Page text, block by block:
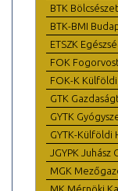
BTK
BTK-BMI
ETSZK
FOK
FOK-K
GTK
GYTK
GYTK-Külföldi
JGYPK
MGK
MK Mérnöki